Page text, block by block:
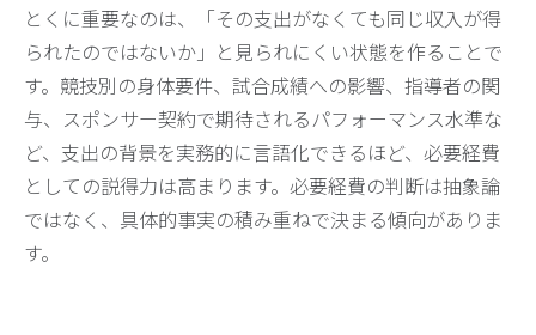
とくに重要なのは、「その支出がなくても同じ収入が得
られたのではないか」と見られにくい状態を作ることで
す。競技別の身体要件、試合成績への影響、指導者の関
与、スポンサー契約で期待されるパフォーマンス水準な
ど、支出の背景を実務的に言語化できるほど、必要経費
としての説得力は高まります。必要経費の判断は抽象論
ではなく、具体的事実の積み重ねで決まる傾向がありま
す。